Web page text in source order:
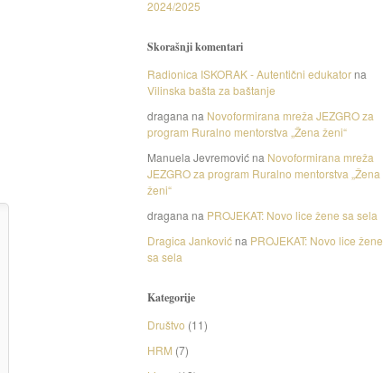
2024/2025
Skorašnji komentari
Radionica ISKORAK - Autentični edukator na
Vilinska bašta za baštanje
dragana na Novoformirana mreža JEZGRO za
program Ruralno mentorstva „Žena ženi“
Manuela Jevremović na Novoformirana mreža
JEZGRO za program Ruralno mentorstva „Žena
ženi“
dragana na PROJEKAT: Novo lice žene sa sela
Dragica Janković na PROJEKAT: Novo lice žene
sa sela
Kategorije
Društvo (11)
HRM (7)